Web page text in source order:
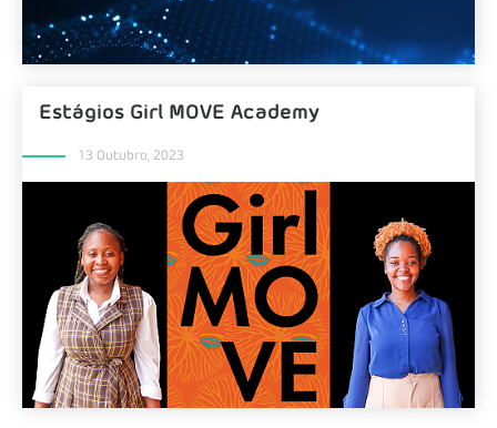
Estágios Girl MOVE Academy
13 Outubro, 2023